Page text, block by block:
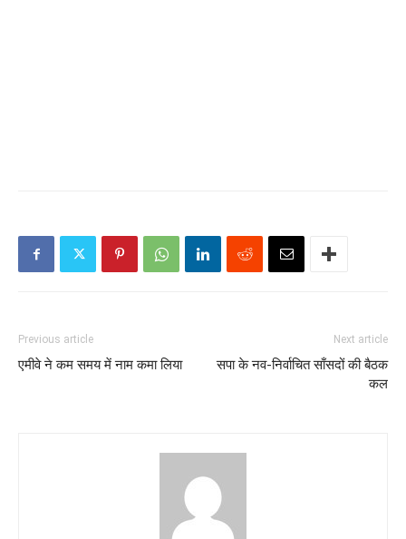
Previous article
एमीवे ने कम समय में नाम कमा लिया
Next article
सपा के नव-निर्वाचित साँसदों की बैठक
कल